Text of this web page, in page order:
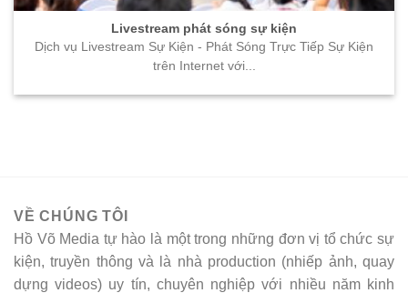
Livestream phát sóng sự kiện
Dịch vụ Livestream Sự Kiện - Phát Sóng Trực Tiếp Sự Kiện
trên Internet với...
VỀ CHÚNG TÔI
Hồ Võ Media tự hào là một trong những đơn vị tổ chức sự
kiện, truyền thông và là nhà production (nhiếp ảnh, quay
dựng videos) uy tín, chuyên nghiệp với nhiều năm kinh